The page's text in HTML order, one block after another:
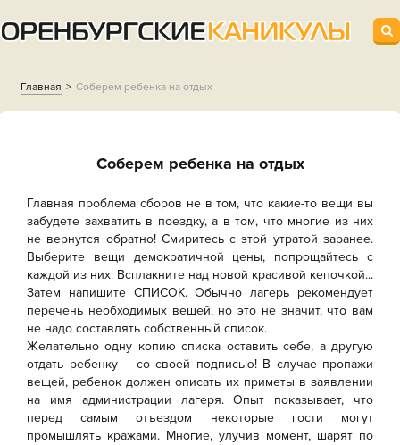
Главная Соберем ребенка на отдых
Соберем ребенка на отдых
Главная проблема сборов не в том, что какие-то вещи вы
забудете захватить в поездку, а в том, что многие из них
не вернутся обратно! Смиритесь с этой утратой заранее.
Выберите вещи демократичной цены, попрощайтесь с
каждой из них. Всплакните над новой красивой кепочкой...
Затем напишите СПИСОК. Обычно лагерь рекомендует
перечень необходимых вещей, но это не значит, что вам
не надо составлять собственный список.
Желательно одну копию списка оставить себе, а другую
отдать ребенку – со своей подписью! В случае пропажи
вещей, ребенок должен описать их приметы в заявлении
на имя администрации лагеря. Опыт показывает, что
перед самым отъездом некоторые гости могут
промышлять кражами. Многие, улучив момент, шарят по